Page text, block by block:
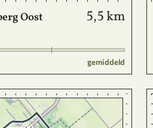
Oost 5,5 km
gemiddeld